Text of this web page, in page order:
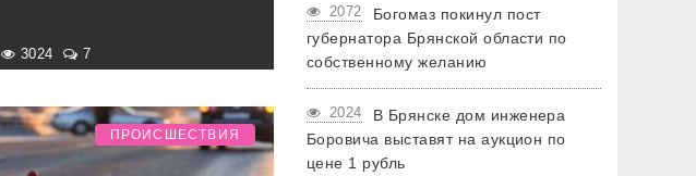
3024 7
ПРОИСШЕСТВИЯ
2072
Богомаз покинул пост
губернатора Брянской области по
собственному желанию
2024
В Брянске дом инженера
Боровича выставят на аукцион по
цене 1 рубль